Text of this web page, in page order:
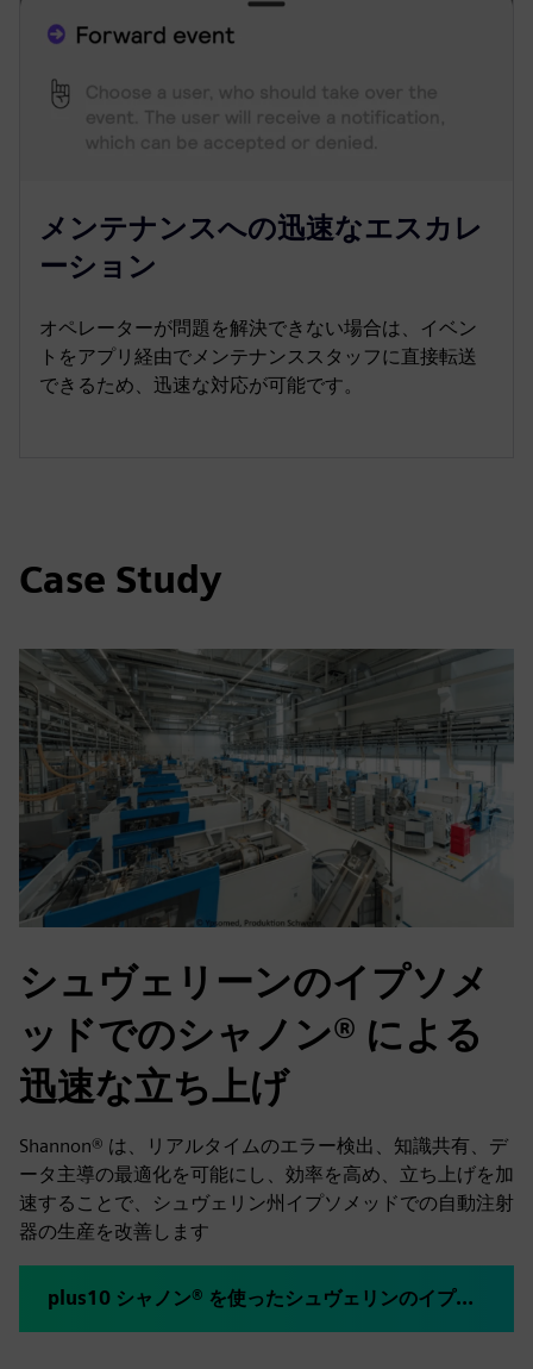
メンテナンスへの迅速なエスカレ
ーション
オペレーターが問題を解決できない場合は、イベン
トをアプリ経由でメンテナンススタッフに直接転送
できるため、迅速な対応が可能です。
Case Study
シュヴェリーンのイプソメ
ッドでのシャノン® による
迅速な立ち上げ
Shannon® は、リアルタイムのエラー検出、知識共有、デ
ータ主導の最適化を可能にし、効率を高め、立ち上げを加
速することで、シュヴェリン州イプソメッドでの自動注射
器の生産を改善します
plus10 シャノン® を使ったシュヴェリンのイプソメッド工場ランプアップ